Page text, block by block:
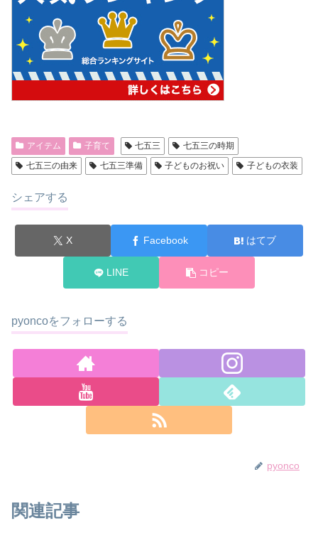
アイテム 子育て 七五三
七五三の時期
七五三の由来
七五三準備 子どものお祝い 子どもの衣装
シェアする
X Facebook はてブ
LINE コピー
pyoncoをフォローする
pyonco
関連記事